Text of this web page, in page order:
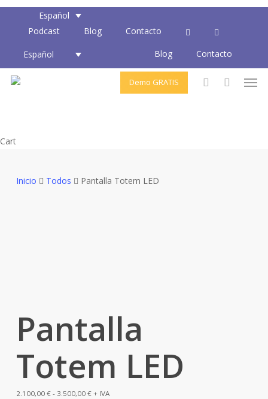
Skip
content
Español
Podcast
Blog Contacto
Español Blog Contacto
Demo GRATIS
CartClose
Inicio Todos Pantalla Totem LED
Pantalla
Totem LED
2.100,00 € - 3.500,00 €Rango
+ IVA